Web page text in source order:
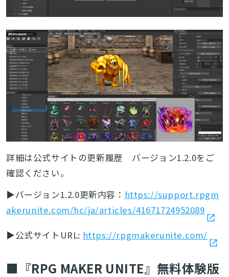
詳細は公式サイトの更新履歴 バージョン1.2.0をご
確認ください。
▶バージョン1.2.0更新内容： https://support.rpgm
akerunite.com/hc/ja/articles/41671724952089
▶公式サイトURL: https://rpgmakerunite.com/
■『RPG MAKER UNITE』無料体験版
とじる